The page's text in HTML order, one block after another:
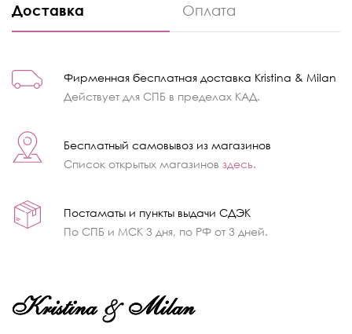
Доставка Оплата
Фирменная бесплатная доставка Kristina & Milan
Действует для СПБ в пределах КАД.
Бесплатный самовывоз из магазинов
Список открытых магазинов здесь.
Постаматы и пункты выдачи СДЭК
По СПБ и МСК 3 дня, по РФ от 3 дней.